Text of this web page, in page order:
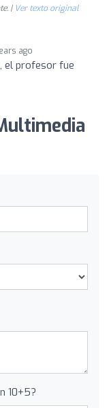
| Ver texto original
ago
el profesor fue
10+5?